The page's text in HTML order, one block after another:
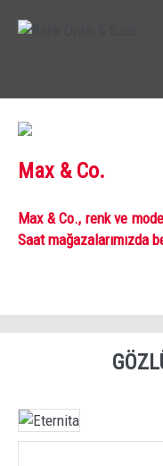
Max & Co.
Max & Co., renk ve
Saat mağazalarımızda